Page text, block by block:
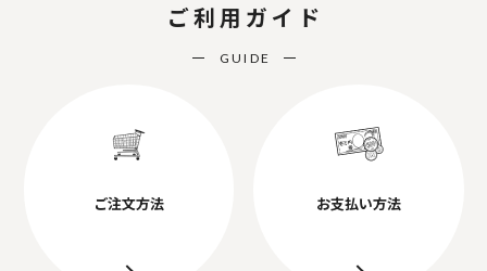
ご利用ガイド
GUIDE
ご注文方法 お支払い方法